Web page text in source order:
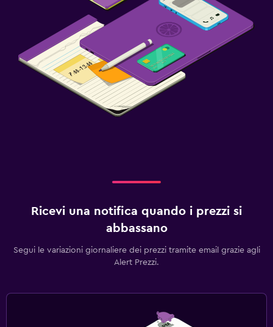
Ricevi una notifica quando i prezzi si
abbassano
Segui le variazioni giornaliere dei prezzi tramite email grazie agli
Alert Prezzi.